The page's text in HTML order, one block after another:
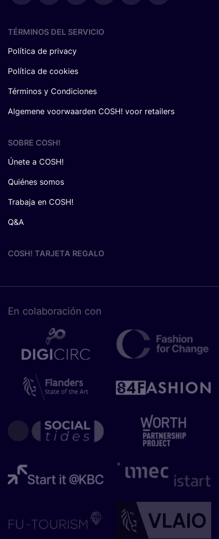
TÉRMINOS DEL SERVICIO
Política de privacy
Política de cookies
Términos y Condiciones
Algemene voorwaarden COSH! voor retailers
SOBRE COSH!
Únete a COSH!
Quiénes somos
Trabaja en COSH!
Q&A
COSH! TARJETA REGALO
En cola­bo­ra­ción con